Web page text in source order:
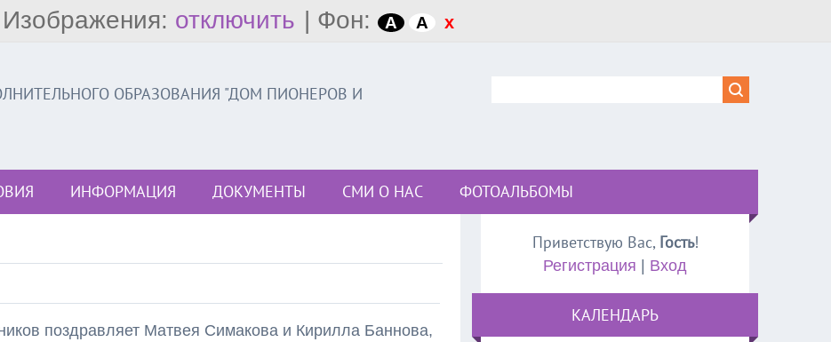
Изображения: отключить | Фон: A A x
ОБРАЗОВАНИЯ "ДОМ ПИОНЕРОВ И
ИНФОРМАЦИЯ ДОКУМЕНТЫ СМИ О НАС ФОТОАЛЬБОМЫ
поздравляет Матвея Симакова и Кирилла Баннова,
Приветствую Вас, Гость!
Регистрация Вход
КАЛЕНДАРЬ